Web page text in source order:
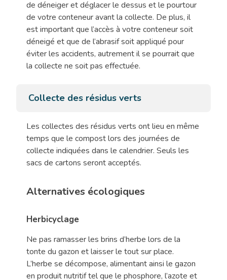
de déneiger et déglacer le dessus et le pourtour
de votre conteneur avant la collecte. De plus, il
est important que l’accès à votre conteneur soit
déneigé et que de l’abrasif soit appliqué pour
éviter les accidents, autrement il se pourrait que
la collecte ne soit pas effectuée.
Collecte des résidus verts
Les collectes des résidus verts ont lieu en même
temps que le compost lors des journées de
collecte indiquées dans le calendrier. Seuls les
sacs de cartons seront acceptés.
Alternatives écologiques
Herbicyclage
Ne pas ramasser les brins d’herbe lors de la
tonte du gazon et laisser le tout sur place.
L’herbe se décompose, alimentant ainsi le gazon
en produit nutritif tel que le phosphore, l’azote et